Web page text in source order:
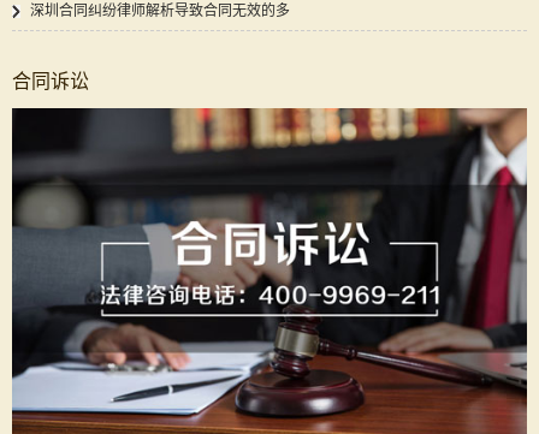
深圳合同纠纷律师解析导致合同无效的多
合同诉讼